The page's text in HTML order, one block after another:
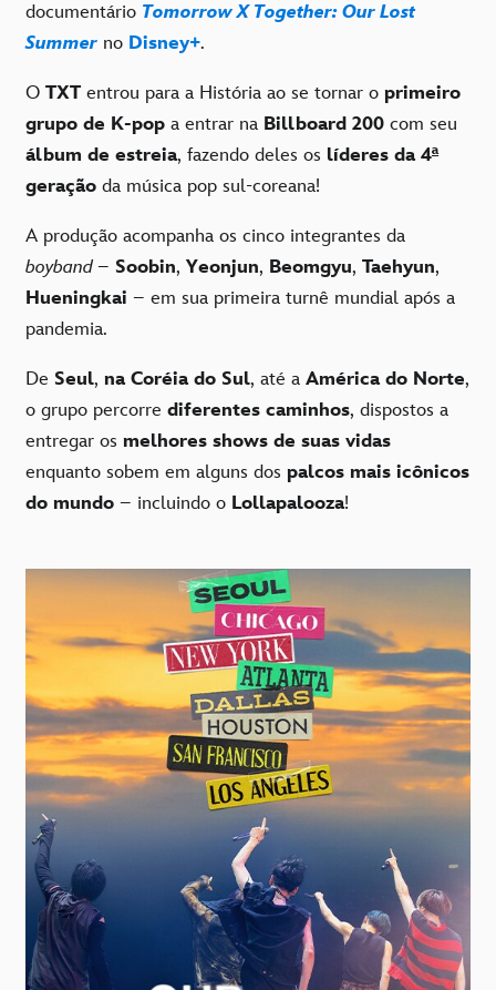
documentário Tomorrow X Together: Our Lost
Summer no Disney+.
O TXT entrou para a História ao se tornar o primeiro
grupo de K-pop a entrar na Billboard 200 com seu
álbum de estreia, fazendo deles os líderes da 4ª
geração da música pop sul-coreana!
A produção acompanha os cinco integrantes da
boyband– Soobin, Yeonjun, Beomgyu, Taehyun,
Hueningkai – em sua primeira turnê mundial após a
pandemia.
De Seul, na Coréia do Sul, até a América do Norte,
o grupo percorre diferentes caminhos, dispostos a
entregar os melhores shows de suas vidas
enquanto sobem em alguns dos palcos mais icônicos
do mundo – incluindo o Lollapalooza!